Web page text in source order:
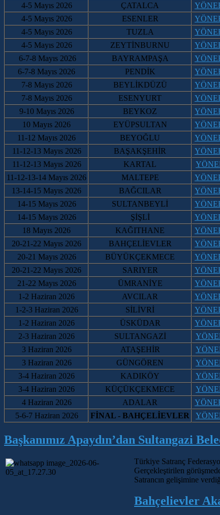
4-5 Mayıs 2026 ÇATALCA
4-5 Mayıs 2026 ESENLER
4-5 Mayıs 2026 TUZLA
4-5 Mayıs 2026 ZEYTİNBURNU
6-7-8 Mayıs 2026 BAYRAMPAŞA
6-7-8 Mayıs 2026 PENDİK
7-8 Mayıs 2026 BEYLİKDÜZÜ
7-8 Mayıs 2026 ESENYURT
9-10 Mayıs 2026 BEYKOZ
10 Mayıs 2026 EYÜPSULTAN
11-12 Mayıs 2026 BEYOĞLU
11-12-13 Mayıs 2026 BAŞAKŞEHİR
11-12-13 Mayıs 2026 KARTAL
11-12-13-14 Mayıs 2026 MALTEPE
13-14-15 Mayıs 2026 BAĞCILAR
14-15 Mayıs 2026 SULTANBEYLİ
14-15 Mayıs 2026 ŞİŞLİ
18 Mayıs 2026 KAĞITHANE
20-21-22 Mayıs 2026 BAHÇELİEVLER
20-21 Mayıs 2026 BÜYÜKÇEKMECE
20-21-22 Mayıs 2026 SARIYER
21-22 Mayıs 2026 ÜMRANİYE
1-2 Haziran 2026
AVCILAR Y
1-2-3 Haziran 2026
SİLİVRİ
1-2 Haziran 2026
ÜSKÜDAR
2-3 Haziran 2026
SULTANGAZİ
3 Haziran 2026
ATAŞEHİR
3 Haziran 2026
GÜNGÖREN
3-4 Haziran 2026
KADIKÖY
3-4 Haziran 2026
KÜÇÜKÇEKMECE
4 Haziran 2026
ADALAR
5-6-7 Haziran 2026
FİNAL - BAHÇELİEVLER
Başkanımız Apaydın’dan Sultangazi
Türkiye Satranç
Gerçekleştirilen
Satrancın gelişimine
Bahçelievler